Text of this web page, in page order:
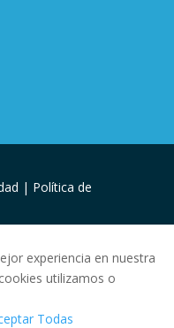
| Política de
experiencia en nuestra
utilizamos o
Todas